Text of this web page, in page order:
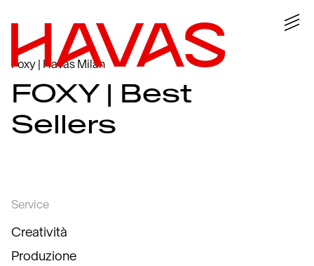
Foxy | Havas Milan
FOXY | Best
Sellers
Service
Creatività
Produzione